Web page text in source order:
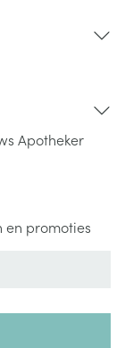
Apotheker
en promoties